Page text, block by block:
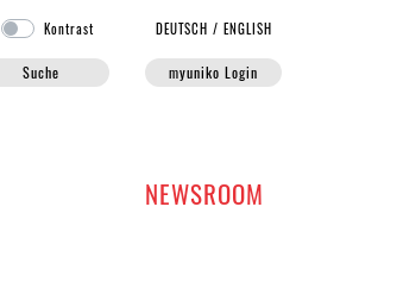
Kontrast DEUTSCH /ENGLISH
Suche myuniko Login
NEWSROOM